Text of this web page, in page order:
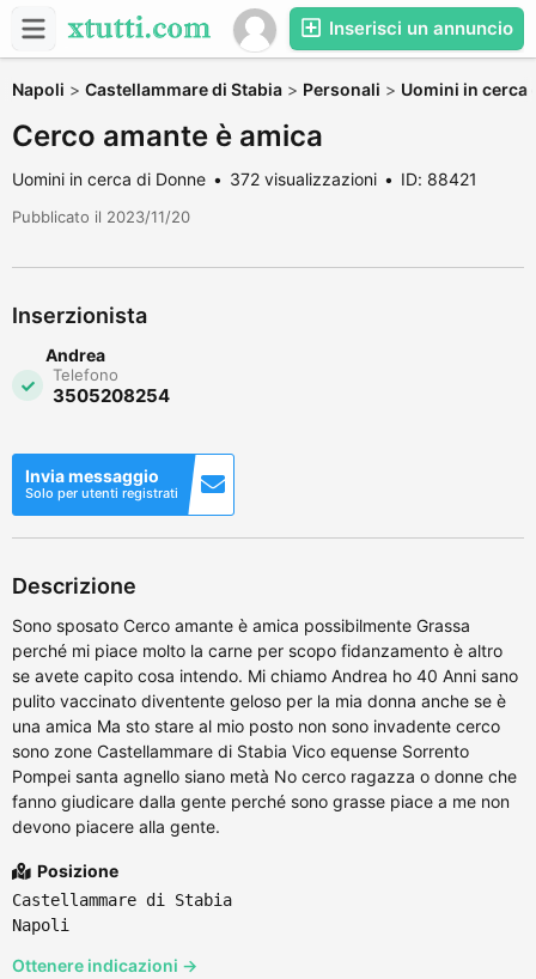
Inserisci un annuncio
Napoli > Castellammare di Stabia > Personali > Uomini in cerca
Cerco amante è amica
Uomini in cerca di Donne 372 visualizzazioni ID: 88421
Pubblicato il 2023/11/20
Inserzionista
Andrea
Telefono
3505208254
Invia messaggio
Solo per utenti registrati
Descrizione
Sono sposato Cerco amante è amica possibilmente Grassa
perché mi piace molto la carne per scopo fidanzamento è altro
se avete capito cosa intendo. Mi chiamo Andrea ho 40 Anni sano
pulito vaccinato diventente geloso per la mia donna anche se è
una amica Ma sto stare al mio posto non sono invadente cerco
sono zone Castellammare di Stabia Vico equense Sorrento
Pompei santa agnello siano metà No cerco ragazza o donne che
fanno giudicare dalla gente perché sono grasse piace a me non
devono piacere alla gente.
Posizione
Castellammare di Stabia
Napoli
Ottenere indicazioni →